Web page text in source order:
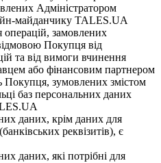
Адміністратором
майданчику TALES.UA
операцій, замовлених
Покупця від
та від вимоги вчинення
або фінансовим партнером
Покупця, зумовлених змістом
баз персональних даних
даних, крім даних для
реквізитів), є
даних, які потрібні для